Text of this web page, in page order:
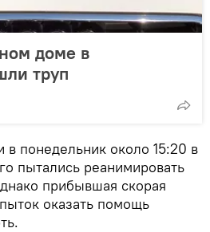
доме в
труп
понедельник около 15:20 в
пытались реанимировать
прибывшая скорая
оказать помощь